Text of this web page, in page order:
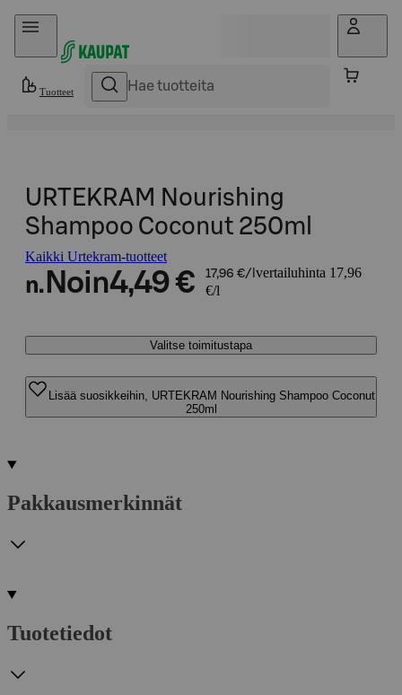
Hyppää sisältöön
Tuotteet
URTEKRAM Nourishing
Shampoo Coconut 250ml
Kaikki Urtekram-tuotteet
n. Noin4,49 € 17,96 €/l vertailuhinta 17,96
€/l
Valitse toimitustapa
Lisää suosikkeihin, URTEKRAM Nourishing Shampoo Coconut
250ml
Pakkausmerkinnät
Tuotetiedot